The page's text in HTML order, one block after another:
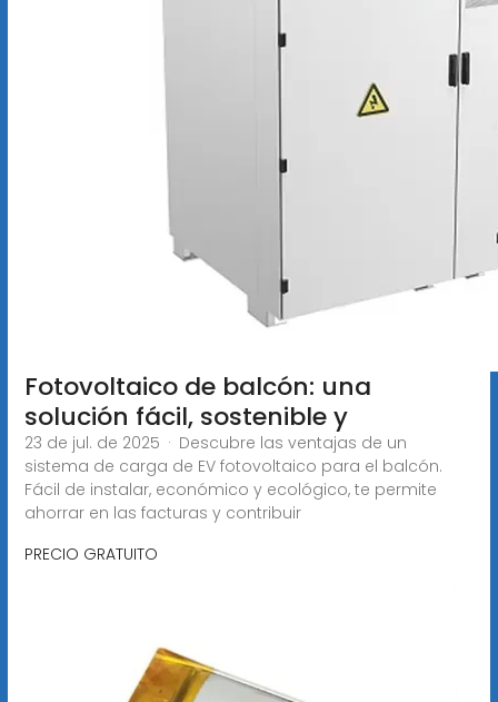
Fotovoltaico de balcón: una
solución fácil, sostenible y
23 de jul. de 2025 · Descubre las ventajas de un
sistema de carga de EV fotovoltaico para el balcón.
Fácil de instalar, económico y ecológico, te permite
ahorrar en las facturas y contribuir
PRECIO GRATUITO